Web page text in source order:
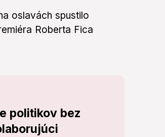
oslavách spustilo
Roberta Fica
politikov bez